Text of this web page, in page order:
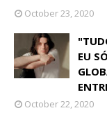
October 23, 2020
EU
October 22, 2020